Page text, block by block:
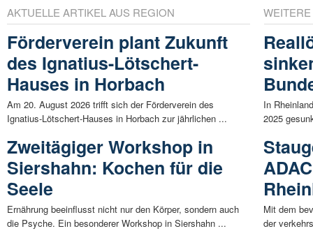
AKTUELLE ARTIKEL AUS REGION
Förderverein plant Zukunft
des Ignatius-Lötschert-
Hauses in Horbach
Am 20. August 2026 trifft sich der Förderverein des
Ignatius-Lötschert-Hauses in Horbach zur jährlichen ...
Zweitägiger Workshop in
Siershahn: Kochen für die
Seele
Ernährung beeinflusst nicht nur den Körper, sondern auch
die Psyche. Ein besonderer Workshop in Siershahn ...
In
2025
Mit dem
der